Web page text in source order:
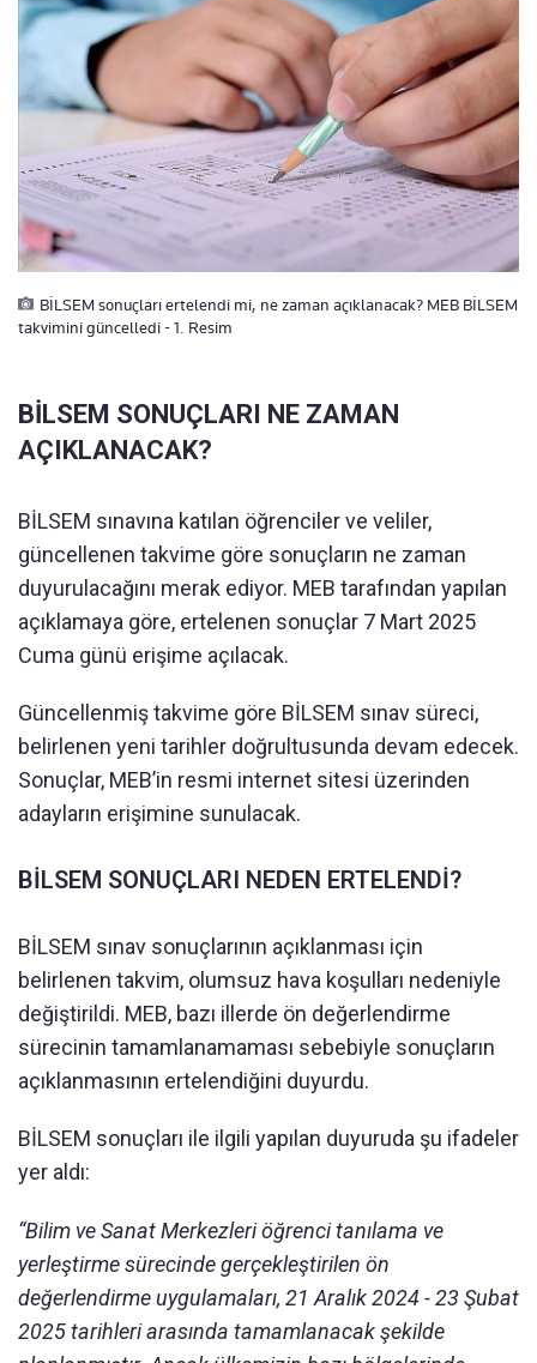
BİLSEM sonuçları ertelendi mi, ne zaman açıklanacak? MEB BİLSEM
takvimini güncelledi - 1. Resim
BİLSEM SONUÇLARI NE ZAMAN
AÇIKLANACAK?
BİLSEM sınavına katılan öğrenciler ve veliler,
güncellenen takvime göre sonuçların ne zaman
duyurulacağını merak ediyor. MEB tarafından yapılan
açıklamaya göre, ertelenen sonuçlar 7 Mart 2025
Cuma günü erişime açılacak.
Güncellenmiş takvime göre BİLSEM sınav süreci,
belirlenen yeni tarihler doğrultusunda devam edecek.
Sonuçlar, MEB’in resmi internet sitesi üzerinden
adayların erişimine sunulacak.
BİLSEM SONUÇLARI NEDEN ERTELENDİ?
BİLSEM sınav sonuçlarının açıklanması için
belirlenen takvim, olumsuz hava koşulları nedeniyle
değiştirildi. MEB, bazı illerde ön değerlendirme
sürecinin tamamlanamaması sebebiyle sonuçların
açıklanmasının ertelendiğini duyurdu.
BİLSEM sonuçları ile ilgili yapılan duyuruda şu ifadeler
yer aldı:
“Bilim ve Sanat Merkezleri öğrenci tanılama ve
yerleştirme sürecinde gerçekleştirilen ön
değerlendirme uygulamaları, 21 Aralık 2024 - 23 Şubat
2025 tarihleri arasında tamamlanacak şekilde